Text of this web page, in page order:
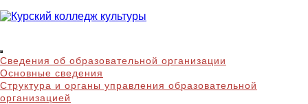
to
Курский колледж
культуры
Сведения об образовательной организации
Основные сведения
Структура и органы управления образовательной
организацией